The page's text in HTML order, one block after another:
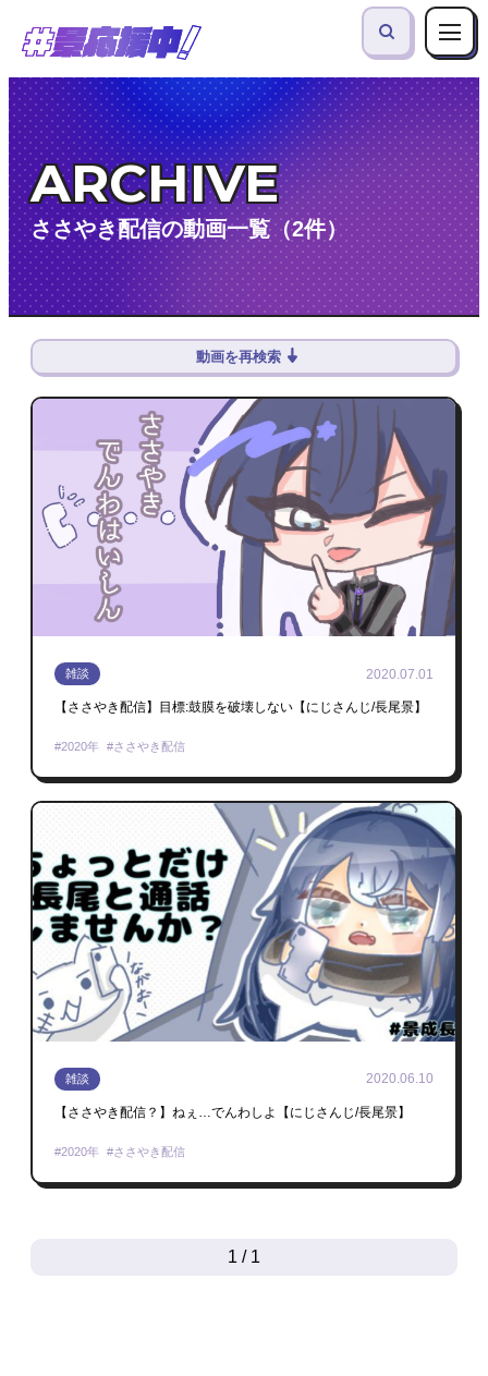
ARCHIVE
ささやき配信の動画一覧（2件）
動画を再検索
雑談 2020.07.01
【ささやき配信】目標:鼓膜を破壊しない【にじさんじ/長尾景】
2020年 ささやき配信
雑談 2020.06.10
【ささやき配信？】ねぇ…でんわしよ【にじさんじ/長尾景】
2020年 ささやき配信
1 / 1